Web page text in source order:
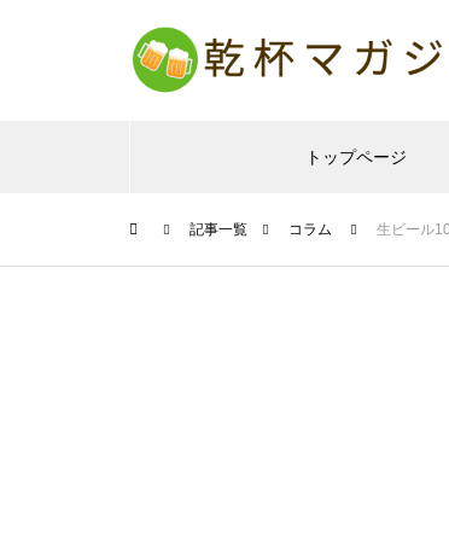
トップページ
記事一覧 コラム 生ビール